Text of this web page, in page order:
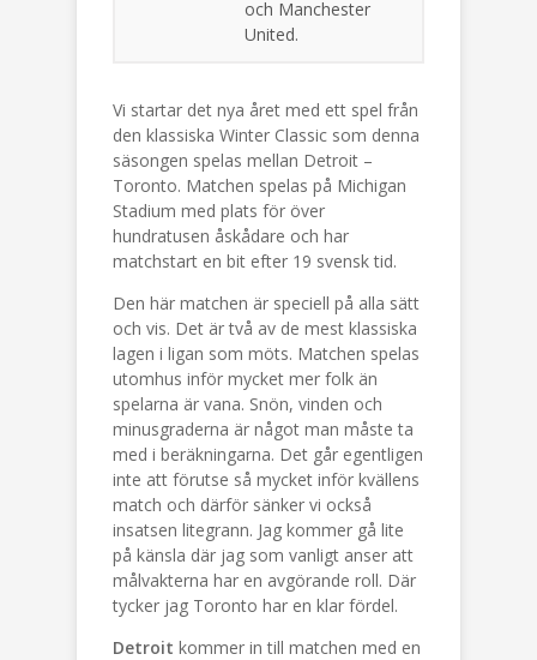
och Manchester
United.
Vi startar det nya året med ett spel från
den klassiska Winter Classic som denna
säsongen spelas mellan Detroit –
Toronto. Matchen spelas på Michigan
Stadium med plats för över
hundratusen åskådare och har
matchstart en bit efter 19 svensk tid.
Den här matchen är speciell på alla sätt
och vis. Det är två av de mest klassiska
lagen i ligan som möts. Matchen spelas
utomhus inför mycket mer folk än
spelarna är vana. Snön, vinden och
minusgraderna är något man måste ta
med i beräkningarna. Det går egentligen
inte att förutse så mycket inför kvällens
match och därför sänker vi också
insatsen litegrann. Jag kommer gå lite
på känsla där jag som vanligt anser att
målvakterna har en avgörande roll. Där
tycker jag Toronto har en klar fördel.
Detroit kommer in till matchen med en